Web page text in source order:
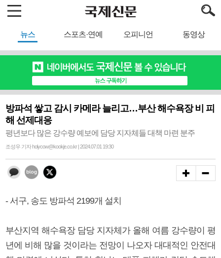
뉴스 스포츠·연예 오피니언 동영상
방파석 쌓고 감시 카메라 늘리고…부산 해수욕장 비 피
해 선제대응
평년보다 많은 강수량 예보에 담당 지자체들 대책 마련 분주
조성우 기자 holycow@kookje.co.kr | 2024.07.01 19:30
- 서구, 송도 방파석 2199개 설치
부산지역 해수욕장 담당 지자체가 올해 여름 강수량이 평
년에 비해 많을 것이라는 전망이 나오자 대대적인 안전대